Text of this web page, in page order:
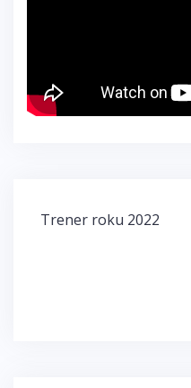
Nawigacja
Trener roku 2022